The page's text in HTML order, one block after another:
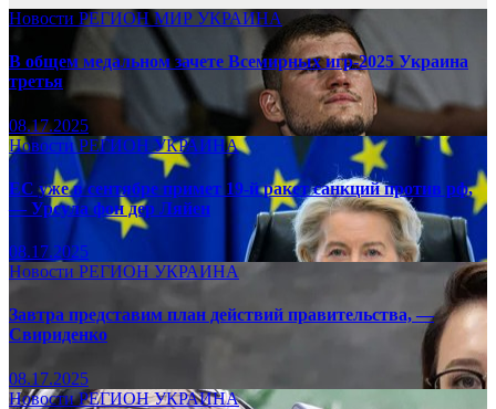
Новости РЕГИОНМИР УКРАИНА
В общем медальном зачете Всемирных игр-2025 Украина
третья
08.17.2025
НовостиРЕГИОНУКРАИНА
ЕС уже в сентябре примет 19-й ракет санкций против рф,
— Урсула фон дер Ляйен
08.17.2025
Новости РЕГИОН УКРАИНА
Завтра представим план действий правительства, —
Свириденко
08.17.2025
НовостиРЕГИОНУКРАИНА